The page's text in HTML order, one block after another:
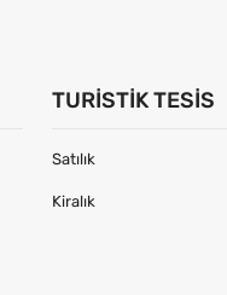
TURISTIK TESIS
Satılık
Kiralık